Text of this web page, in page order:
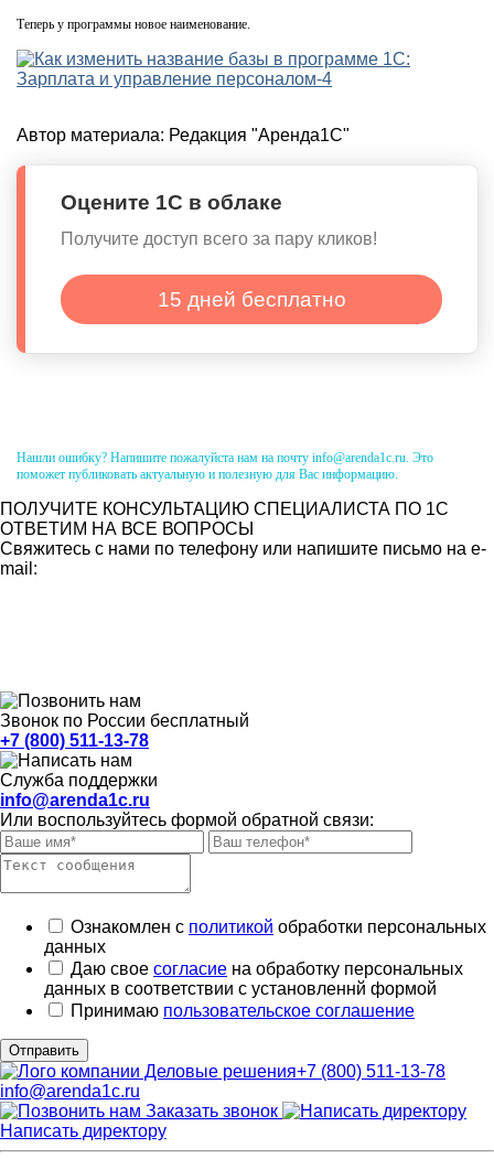
Теперь у программы новое наименование.
Автор материала: Редакция "Аренда1С"
Оцените 1С в облаке
Получите доступ всего за пару кликов!
15 дней бесплатно
Нашли ошибку? Напишите пожалуйста нам на почту info@arenda1c.ru. Это
поможет публиковать актуальную и полезную для Вас информацию.
ПОЛУЧИТЕ КОНСУЛЬТАЦИЮ СПЕЦИАЛИСТА ПО 1С
ОТВЕТИМ НА ВСЕ ВОПРОСЫ
Свяжитесь с нами по телефону или напишите письмо на e-
mail:
Звонок по России бесплатный
+7 (800) 511-13-78
Служба поддержки
info@arenda1c.ru
Или воспользуйтесь формой обратной связи:
Ознакомлен с политикой обработки персональных
данных
Даю свое согласие на обработку персональных
данных в соответствии с установленнй формой
Принимаю пользовательское соглашение
Отправить
+7 (800) 511-13-78
info@arenda1c.ru
Заказать звонок
Написать директору